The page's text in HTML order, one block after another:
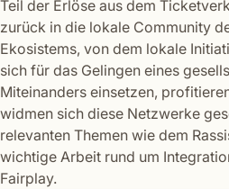
Teil der Erlöse aus dem
zurück in die lokale Community
Ekosistems, von dem lokale
sich für das Gelingen eines
Miteinanders einsetzen,
widmen sich diese Netzwerke
relevanten Themen wie dem
wichtige Arbeit rund um
Fairplay.